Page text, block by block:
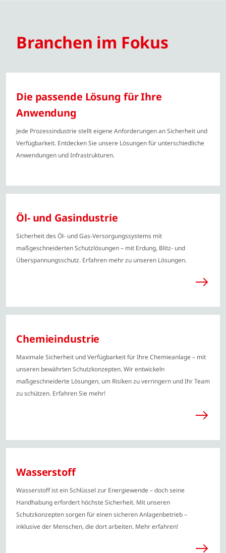
Branchen im Fokus
Die passende Lösung für Ihre
Anwendung
Jede Prozessindustrie stellt eigene Anforderungen an Sicherheit und
Verfügbarkeit. Entdecken Sie unsere Lösungen für unterschiedliche
Anwendungen und Infrastrukturen.
Öl- und Gasindustrie
Sicherheit des Öl- und Gas-Versorgungssystems mit
maßgeschneiderten Schutzlösungen – mit Erdung, Blitz- und
Überspannungsschutz. Erfahren mehr zu unseren Lösungen.
Chemieindustrie
Maximale Sicherheit und Verfügbarkeit für Ihre Chemieanlage – mit
unseren bewährten Schutzkonzepten. Wir entwickeln
maßgeschneiderte Lösungen, um Risiken zu verringern und Ihr Team
zu schützen. Erfahren Sie mehr!
Wasserstoff
Wasserstoff ist ein Schlüssel zur Energiewende – doch seine
Handhabung erfordert höchste Sicherheit. Mit unseren
Schutzkonzepten sorgen für einen sicheren Anlagenbetrieb –
inklusive der Menschen, die dort arbeiten. Mehr erfahren!